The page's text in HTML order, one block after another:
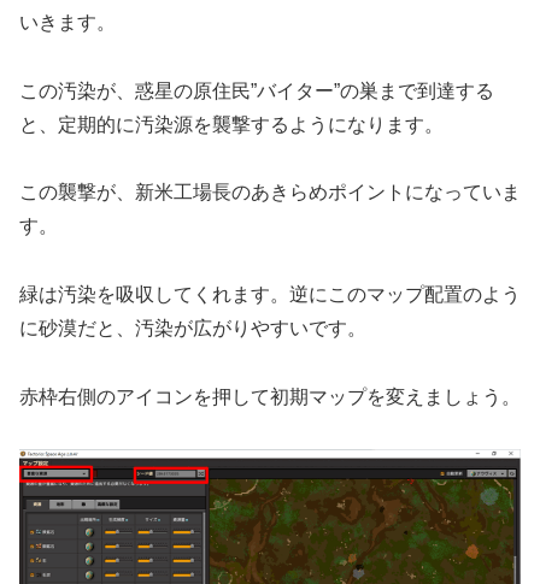
いきます。
この汚染が、惑星の原住民”バイター”の巣まで到達する
と、定期的に汚染源を襲撃するようになります。
この襲撃が、新米工場長のあきらめポイントになっていま
す。
緑は汚染を吸収してくれます。逆にこのマップ配置のよう
に砂漠だと、汚染が広がりやすいです。
赤枠右側のアイコンを押して初期マップを変えましょう。